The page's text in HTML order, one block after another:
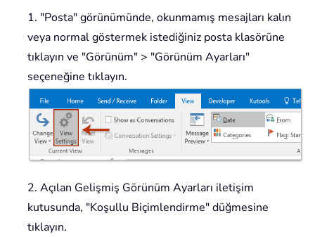
1. "Posta" görünümünde, okunmamış mesajları kalın
veya normal göstermek istediğiniz posta klasörüne
tıklayın ve "Görünüm" > "Görünüm Ayarları"
seçeneğine tıklayın.
2. Açılan Gelişmiş Görünüm Ayarları iletişim
kutusunda, "Koşullu Biçimlendirme" düğmesine
tıklayın.